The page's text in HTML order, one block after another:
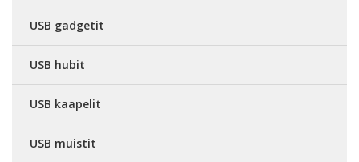
USB gadgetit
USB hubit
USB kaapelit
USB muistit